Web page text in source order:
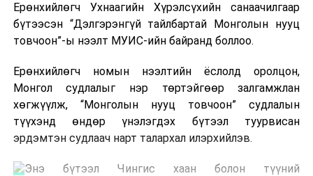
Ерөнхийлөгч Ухнаагийн Хүрэлсүхийн санаачилгаар
бүтээсэн “Дэлгэрэнгүй тайлбартай Монголын нууц
товчоон”-ы нээлт МУИС-ийн байранд боллоо.
Ерөнхийлөгч номын нээлтийн ёслолд оролцон,
Монгол судлалыг нэр төртэйгөөр залгамжлан
хөгжүүлж, “Монголын нууц товчоон” судлалын
түүхэнд өндөр үнэлэгдэх бүтээл туурвисан
эрдэмтэн судлаач нарт талархал илэрхийлэв.
Энэ бүтээл Чингис хаан болон түүний